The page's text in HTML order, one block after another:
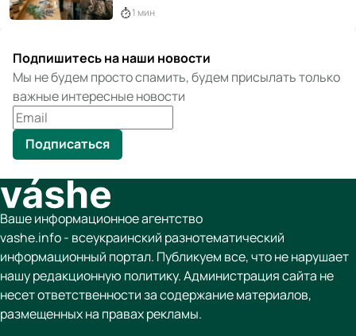
1 мин
Подпишитесь на наши новости
Мы не будем просто спамить, будем присылать только
важные интересные новости
Подписаться
Ваше информационное агентство
vashe.info - всеукраинский разнотематический
информационный портал. Публикуем все, что не нарушает
нашу редакционную политику. Администрация сайта не
несет ответственности за содержание материалов,
размещенных на правах рекламы.